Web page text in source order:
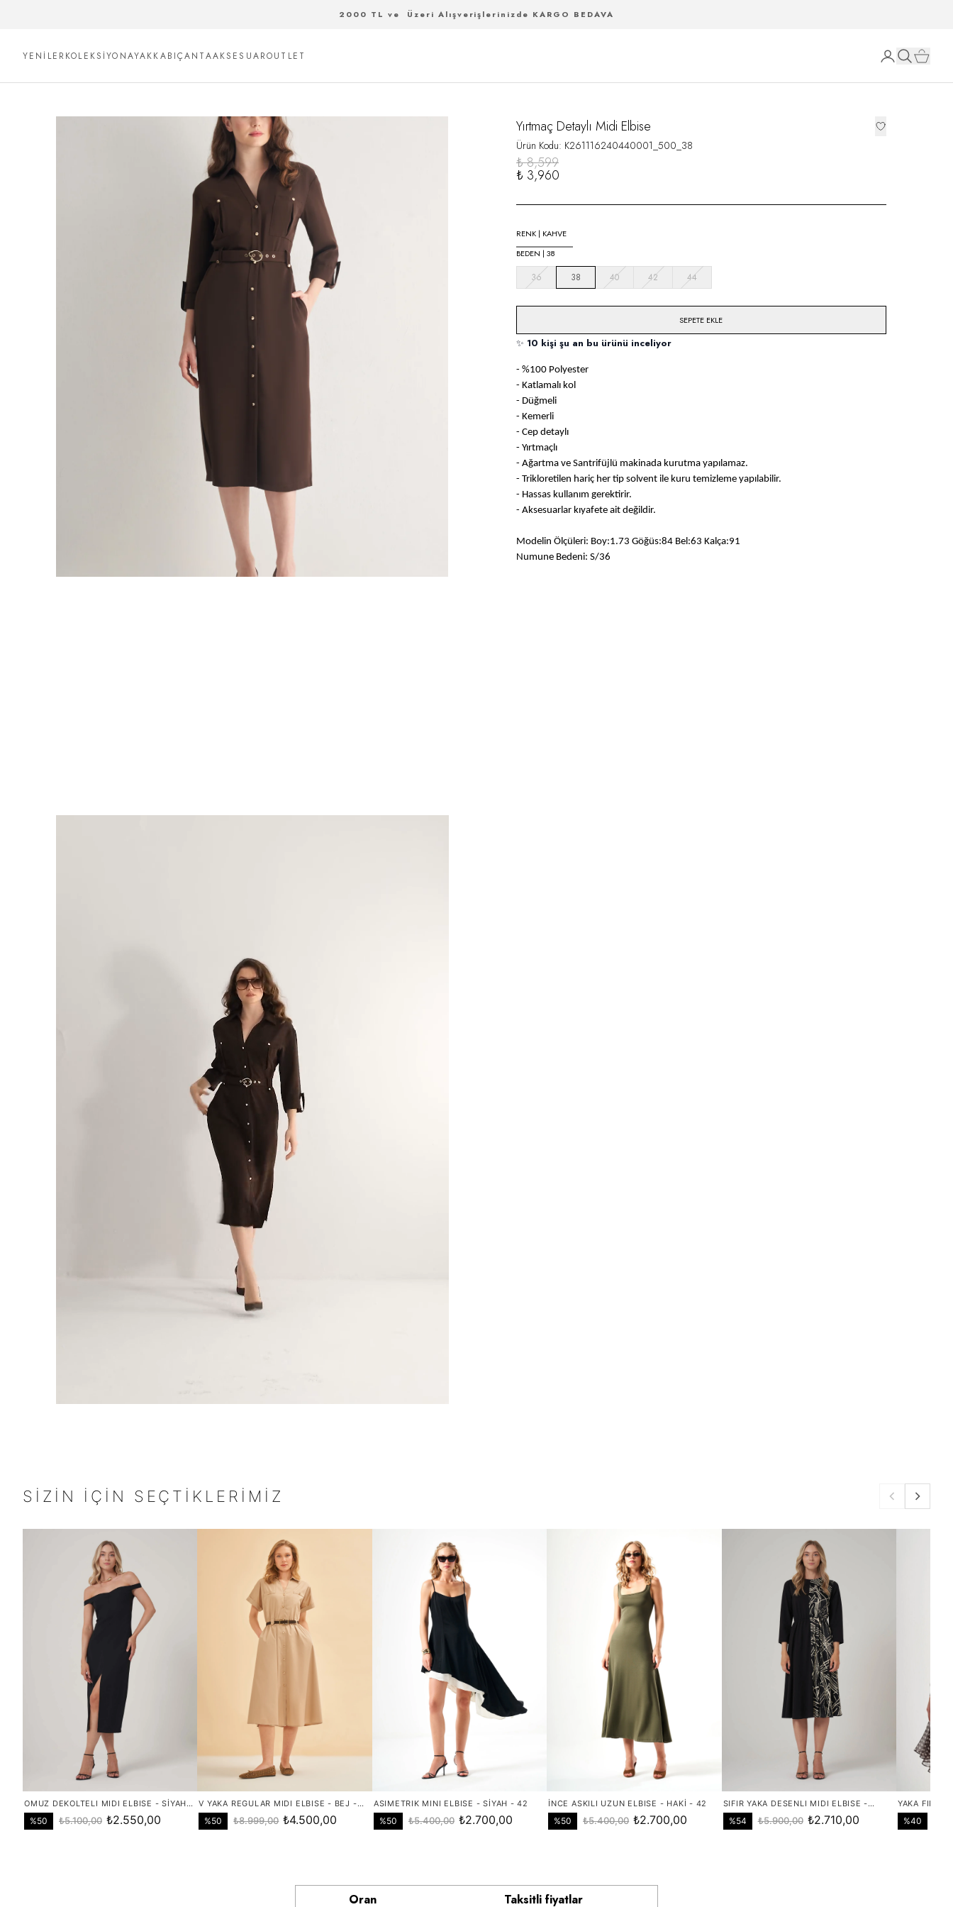
2000 TL ve Üzeri Alışverişlerinizde KARGO BEDAVA
YENİLERKOLEKSİYONAYAKKABIÇANTAAKSESUAROUTLET
Yırtmaç Detaylı Midi Elbise
Ürün Kodu: K261116240440001_500_38
₺ 8,599
₺ 3,960
RENK | KAHVE
BEDEN | 38
36 38 40 42 44
SEPETE EKLE
✨ 10 kişi şu an bu ürünü inceliyor
- %100 Polyester
- Katlamalı kol
- Düğmeli
- Kemerli
- Cep detaylı
- Yırtmaçlı
- Ağartma ve Santrifüjlü makinada kurutma yapılamaz.
- Trikloretilen hariç her tip solvent ile kuru temizleme yapılabilir.
- Hassas kullanım gerektirir.
- Aksesuarlar kıyafete ait değildir.
Modelin Ölçüleri: Boy:1.73 Göğüs:84 Bel:63 Kalça:91
Numune Bedeni: S/36
Oran
Taksitli fiyatlar